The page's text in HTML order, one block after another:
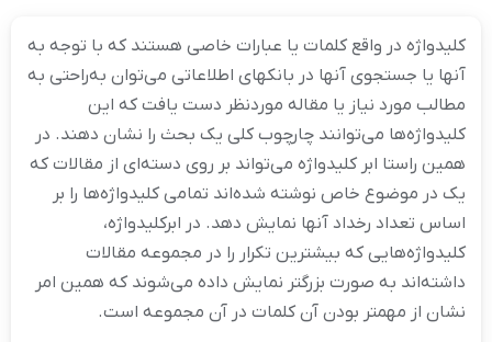
کلیدواژه در واقع کلمات یا عبارات خاصی هستند که با توجه به
آنها یا جستجوی آنها در بانکهای اطلاعاتی می‌توان به‌راحتی به
مطالب مورد نیاز یا مقاله موردنظر دست یافت که این
کلیدواژه‌ها می‌توانند چارچوب کلی یک بحث را نشان دهند. در
همین راستا ابر کلیدواژه می‌تواند بر روی دسته‌ای از مقالات که
یک در موضوع خاص نوشته شده‌اند تمامی کلیدواژه‌ها را بر
اساس تعداد رخداد آنها نمایش دهد. در ابرکلیدواژه،
کلیدواژه‌هایی که بیشترین تکرار را در مجموعه مقالات
داشته‌اند به صورت بزرگتر نمایش داده می‌شوند که همین امر
نشان از مهمتر بودن آن کلمات در آن مجموعه است.